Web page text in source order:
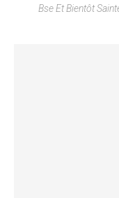
Bse Et Bientôt